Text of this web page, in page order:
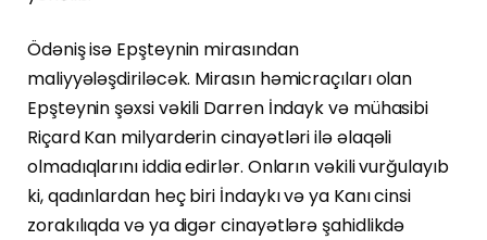
Ödəniş isə Epşteynin mirasından
maliyyələşdiriləcək. Mirasın həmicraçıları olan
Epşteynin şəxsi vəkili Darren İndayk və mühasibi
Riçard Kan milyarderin cinayətləri ilə əlaqəli
olmadıqlarını iddia edirlər. Onların vəkili vurğulayıb
ki, qadınlardan heç biri İndaykı və ya Kanı cinsi
zorakılıqda və ya digər cinayətlərə şahidlikdə